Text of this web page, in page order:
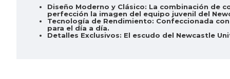
Diseño Moderno y Clásico: La combinación de
perfección la imagen del equipo juvenil del
Tecnología de Rendimiento: Confeccionada
para el día a día.
Detalles Exclusivos: El escudo del Newcastle